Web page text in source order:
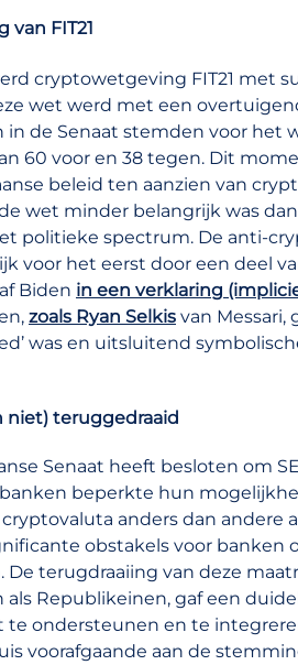
van FIT21
cryptowetgeving FIT21 met
wet werd met een
in de Senaat stemden voor het
60 voor en 38 tegen. Dit
beleid ten aanzien van
wet minder belangrijk was
politieke spectrum. De anti-
voor het eerst door een deel
Biden in een verklaring
zoals Ryan Selkis van Messari,
was en uitsluitend
niet) teruggedraaid
Senaat heeft besloten om
beperkte hun
anders dan andere
obstakels voor banken
De terugdraaiing van deze
als Republikeinen, gaf een
ondersteunen en te
voorafgaande aan de